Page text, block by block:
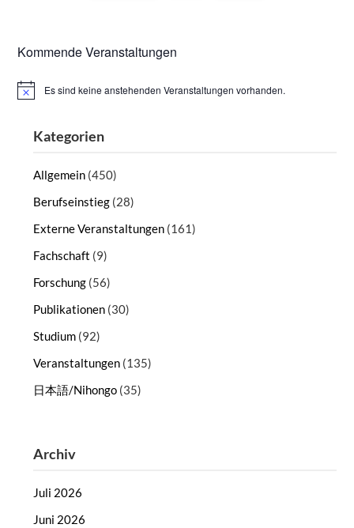
Kommende Veranstaltungen
HinweisEs sind keine anstehenden Veranstaltungen vorhanden.
Kategorien
Allgemein (450)
Berufseinstieg (28)
Externe Veranstaltungen (161)
Fachschaft (9)
Forschung (56)
Publikationen (30)
Studium (92)
Veranstaltungen (135)
日本語/Nihongo (35)
Archiv
Juli 2026
Juni 2026